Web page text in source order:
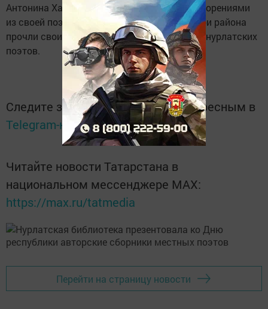
Антонина Халипа познакомила с новыми творениями
из своей поэтической тетради. Библиотекари района
прочли свои любимые стихи из творчества нурлатских
поэтов.
Следите за самым важным и интересным в
Telegram-канале Татмедиа
Читайте новости Татарстана в
национальном мессенджере MАХ:
https://max.ru/tatmedia
Перейти на страницу новости